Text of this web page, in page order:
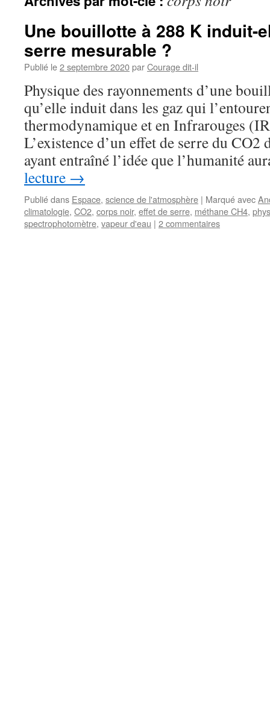
Une bouillotte à 288 K induit-
serre mesurable ?
Publié le2 septembre 2020parCourage dit-il
Physique des rayonnements d’une
qu’elle induit dans les gaz qui
thermodynamique et en Infrarouges
L’existence d’un effet de serre du CO2
ayant entraîné l’idée que l’humanité
lecture →
Publié dans Espace, science de l'atmosphère | Marqué avec
climatologie, CO2, corps noir, effet de serre, méthane CH4,
spectrophotomètre, vapeur d'eau | 2 commentaires